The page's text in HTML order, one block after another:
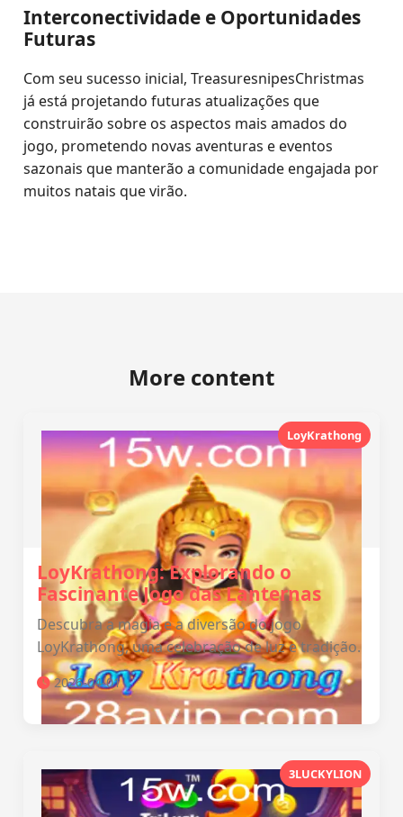
Interconectividade e Oportunidades
Futuras
Com seu sucesso inicial, TreasuresnipesChristmas
já está projetando futuras atualizações que
construirão sobre os aspectos mais amados do
jogo, prometendo novas aventuras e eventos
sazonais que manterão a comunidade engajada por
muitos natais que virão.
More content
LoyKrathong
LoyKrathong: Explorando o
Fascinante Jogo das Lanternas
Descubra a magia e a diversão do jogo
LoyKrathong, uma celebração de luz e tradição.
2026-04-01
3LUCKYLION